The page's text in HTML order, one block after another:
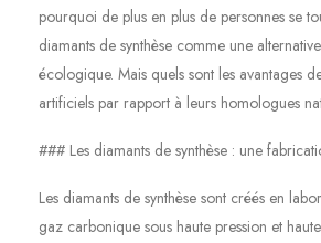
pourquoi de plus en plus de personnes se
diamants de synthèse comme une
écologique. Mais quels sont les avantages
artificiels par rapport à leurs homologues
### Les diamants de synthèse : une
Les diamants de synthèse sont créés en
gaz carbonique sous haute pression et